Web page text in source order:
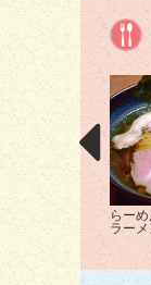
らーめ
ラーメ